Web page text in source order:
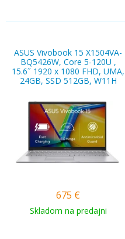
ASUS Vivobook 15 X1504VA-
BQ5426W, Core 5-120U ,
15.6˝ 1920 x 1080 FHD, UMA,
24GB, SSD 512GB, W11H
675 €
Skladom na predajni